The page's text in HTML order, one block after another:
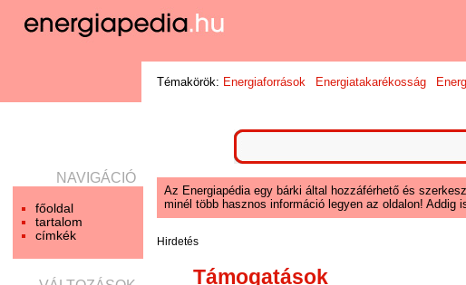
NAVIGÁCIÓ
főoldal
tartalom
címkék
Témakörök: Energiaforrások Energiatakarékosság
Az Energiapédia egy bárki által hozzáférhető és
minél több hasznos információ legyen az oldalon! Addig
Hirdetés
Támogatások